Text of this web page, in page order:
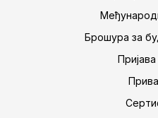
Брошура за